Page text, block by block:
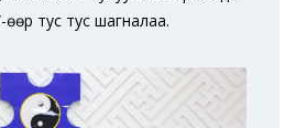
тус тус шагналаа.